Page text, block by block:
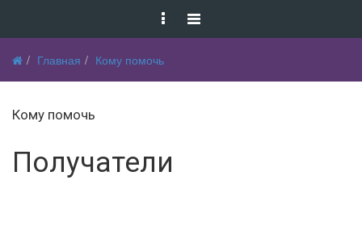
Главная Кому помочь
Кому помочь
Получатели